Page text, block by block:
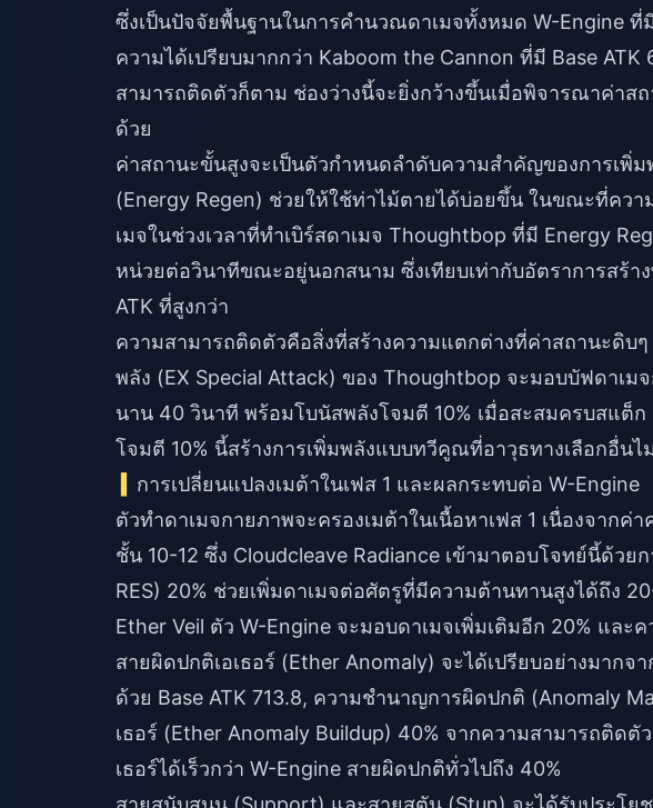
ซึ่งเป็นปัจจัยพื้นฐานในการคำนวณดาเมจทั้งหมด W-Engine ที่
ความได้เปรียบมากกว่า Kaboom the Cannon ที่มี Base
สามารถติดตัวก็ตาม ช่องว่างนี้จะยิ่งกว้างขึ้นเมื่อพิจารณาค่าส
ด้วย
ค่าสถานะขั้นสูงจะเป็นตัวกำหนดลำดับความสำคัญของการเพิ่
(Energy Regen) ช่วยให้ใช้ท่าไม้ตายได้บ่อยขึ้น ในขณะที่ควา
เมจในช่วงเวลาที่ทำเบิร์สดาเมจ Thoughtbop ที่มี Energy
หน่วยต่อวินาทีขณะอยู่นอกสนาม ซึ่งเทียบเท่ากับอัตราการสร้า
ATK ที่สูงกว่า
ความสามารถติดตัวคือสิ่งที่สร้างความแตกต่างที่ค่าสถานะดิบๆ
พลัง (EX Special Attack) ของ Thoughtbop จะมอบบัฟดาเม
นาน 40 วินาที พร้อมโบนัสพลังโจมตี 10% เมื่อสะสมครบสแต็ก
โจมตี 10% นี้สร้างการเพิ่มพลังแบบทวีคูณที่อาวุธทางเลือกอื่นไ
การเปลี่ยนแปลงเมต้าในเฟส 1 และผลกระทบต่อ W-Engine
ตัวทำดาเมจกายภาพจะครองเมต้าในเนื้อหาเฟส 1 เนื่องจาก
ชั้น 10-12 ซึ่ง Cloudcleave Radiance เข้ามาตอบโจทย์นี้ด้ว
RES) 20% ช่วยเพิ่มดาเมจต่อศัตรูที่มีความต้านทานสูงได้ถึง
Ether Veil ตัว W-Engine จะมอบดาเมจเพิ่มเติมอีก 20% แล
สายผิดปกติเอเธอร์ (Ether Anomaly) จะได้เปรียบอย่างมากจ
ด้วย Base ATK 713.8, ความชำนาญการผิดปกติ (Anomaly
เธอร์ (Ether Anomaly Buildup) 40% จากความสามารถติดตั
เธอร์ได้เร็วกว่า W-Engine สายผิดปกติทั่วไปถึง 40%